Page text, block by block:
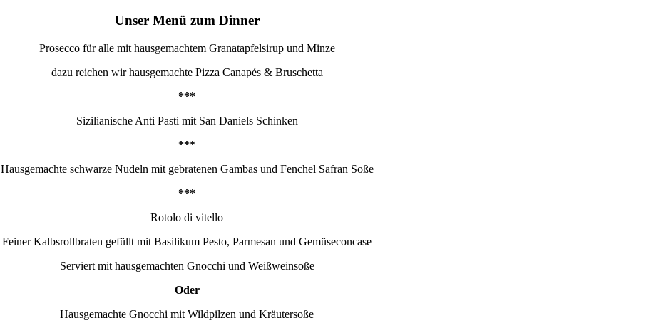
Unser Menü zum Dinner
Prosecco für alle mit hausgemachtem Granatapfelsirup und Minze
dazu reichen wir hausgemachte Pizza Canapés & Bruschetta
***
Sizilianische Anti Pasti mit San Daniels Schinken
***
Hausgemachte schwarze Nudeln mit gebratenen Gambas und Fenchel Safran Soße
***
Rotolo di vitello
Feiner Kalbsrollbraten gefüllt mit Basilikum Pesto, Parmesan und Gemüseconcase
Serviert mit hausgemachten Gnocchi und Weißweinsoße
Oder
Hausgemachte Gnocchi mit Wildpilzen und Kräutersoße